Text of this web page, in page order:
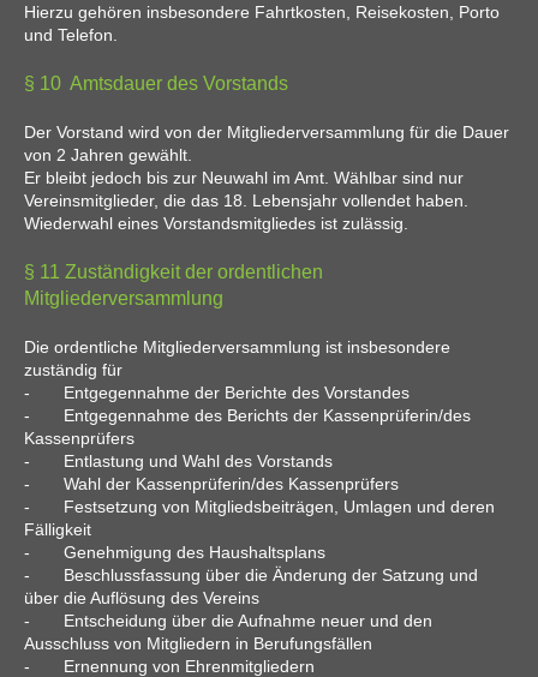
Hierzu gehören insbesondere Fahrtkosten, Reisekosten, Porto
und Telefon.
§ 10 Amtsdauer des Vorstands
Der Vorstand wird von der Mitgliederversammlung für die Dauer
von 2 Jahren gewählt.
Er bleibt jedoch bis zur Neuwahl im Amt. Wählbar sind nur
Vereinsmitglieder, die das 18. Lebensjahr vollendet haben.
Wiederwahl eines Vorstandsmitgliedes ist zulässig.
§ 11 Zuständigkeit der ordentlichen
Mitgliederversammlung
Die ordentliche Mitgliederversammlung ist insbesondere
zuständig für
- Entgegennahme der Berichte des Vorstandes
- Entgegennahme des Berichts der Kassenprüferin/des
Kassenprüfers
- Entlastung und Wahl des Vorstands
- Wahl der Kassenprüferin/des Kassenprüfers
- Festsetzung von Mitgliedsbeiträgen, Umlagen und deren
Fälligkeit
- Genehmigung des Haushaltsplans
- Beschlussfassung über die Änderung der Satzung und
über die Auflösung des Vereins
- Entscheidung über die Aufnahme neuer und den
Ausschluss von Mitgliedern in Berufungsfällen
- Ernennung von Ehrenmitgliedern